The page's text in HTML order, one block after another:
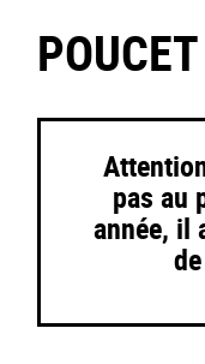
pas au
année, il